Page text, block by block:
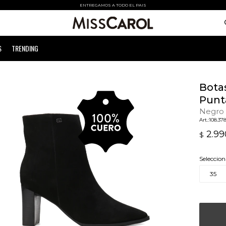
ENTREGAMOS A TODO EL PAIS
TRENDING
Negro
$
35